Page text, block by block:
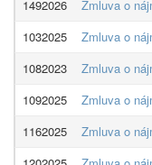
1492026
Zmluva o
1032025
Zmluva o
1082023
Zmluva o
1092025
Zmluva o
1162025
Zmluva o